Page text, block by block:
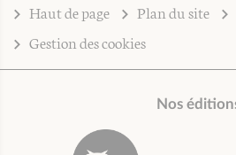
Haut de page Plan du site
Gestion des cookies
Nos